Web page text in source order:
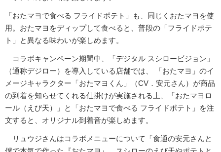
「おたマヨで食べる フライドポテト」も、同じくおたマヨを使
用。おたマヨをディップして食べると、普段の「フライドポテ
ト」と異なる味わいが楽しめます。
コラボキャンペーン期間中、「デジタル スシロービジョン」
（通称デジロー）を導入している店舗では、 「おたマヨ」のイ
メージキャラクター「おたマヨくん」（CV．安元さん）が商品
の到着を知らせてくれる仕掛けが実施される上、「おたマヨロ
ール（えび天）」と「おたマヨで食べる フライドポテト」を注
文すると、オリジナル到着音が楽しめます。
リュウジさんはコラボメニューについて「食通の安元さんと